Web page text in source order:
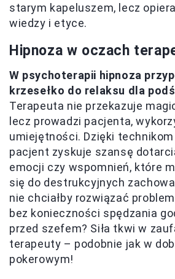
starym kapeluszem, lecz
wiedzy i etyce.
Hipnoza w oczach
W psychoterapii hipnoza
krzesełko do relaksu dla
Terapeuta nie przekazuje
lecz prowadzi pacjenta,
umiejętności. Dzięki
pacjent zyskuje szansę
emocji czy wspomnień, które
się do destrukcyjnych
nie chciałby rozwiązać
bez konieczności spędzania
przed szefem? Siła tkwi w
terapeuty – podobnie jak w
pokerowym!